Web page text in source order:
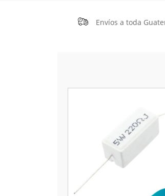
Envíos a toda